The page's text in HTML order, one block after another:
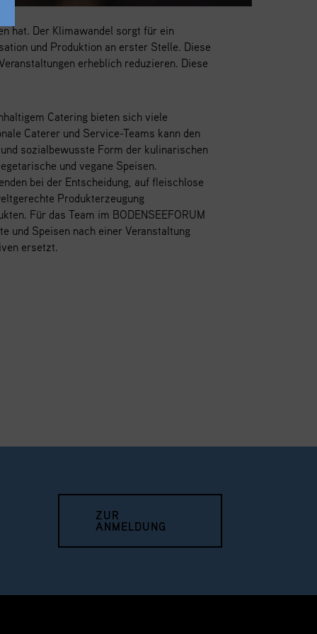
hat. Der Klimawandel sorgt für ein
und Produktion an erster Stelle. Diese
erheblich reduzieren. Diese
Catering bieten sich viele
Caterer und Service-Teams kann den
sozialbewusste Form der kulinarischen
und vegane Speisen.
bei der Entscheidung, auf fleischlose
Produkterzeugung
Für das Team im BODENSEEFORUM
und Speisen nach einer Veranstaltung
ersetzt.
ZUR
ANMELDUNG